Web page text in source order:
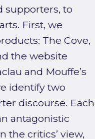
supporters, to
First, we
The Cove,
the website
and Mouffe’s
identify two
discourse. Each
antagonistic
the critics’ view,